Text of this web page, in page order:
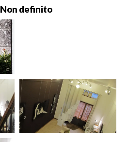
Non definito